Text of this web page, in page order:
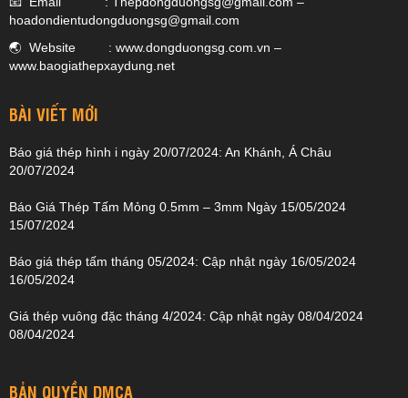
hoadondientudongduongsg@gmail.com
🌏 Website : www.dongduongsg.com.vn –
www.baogiathepxaydung.net
BÀI VIẾT MỚI
Báo giá thép hình i ngày 20/07/2024: An Khánh, Á Châu
20/07/2024
Báo Giá Thép Tấm Mỏng 0.5mm – 3mm Ngày 15/05/2024
15/07/2024
Báo giá thép tấm tháng 05/2024: Cập nhật ngày 16/05/2024
16/05/2024
Giá thép vuông đặc tháng 4/2024: Cập nhật ngày 08/04/2024
08/04/2024
BẢN QUYỀN DMCA